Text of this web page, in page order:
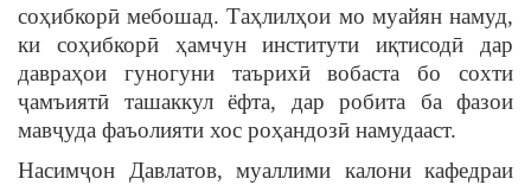
соҳибкорӣ мебошад. Таҳлилҳои мо муайян намуд,
ки соҳибкорӣ ҳамчун институти иқтисодӣ дар
давраҳои гуногуни таърихӣ вобаста бо сохти
ҷамъиятӣ ташаккул ёфта, дар робита ба фазои
мавҷуда фаъолияти хос роҳандозӣ намудааст.
Насимҷон Давлатов, муаллими калони кафедраи